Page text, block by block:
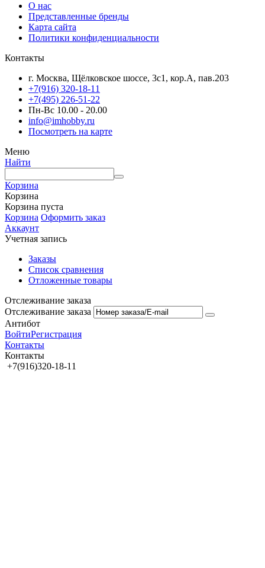
О нас
Представленные бренды
Карта сайта
Политики конфиденциальности
Контакты
г. Москва, Щёлковское шоссе, 3с1, кор.А, пав.203
+7(916) 320-18-11
+7(495) 226-51-22
Пн-Вс 10.00 - 20.00
info@imhobby.ru
Посмотреть на карте
Меню
Найти
Корзина
Корзина
Корзина пуста
Корзина Оформить заказ
Аккаунт
Учетная запись
Заказы
Список сравнения
Отложенные товары
Отслеживание заказа
Отслеживание заказа
Антибот
ВойтиРегистрация
Контакты
Контакты
+7(916)320-18-11